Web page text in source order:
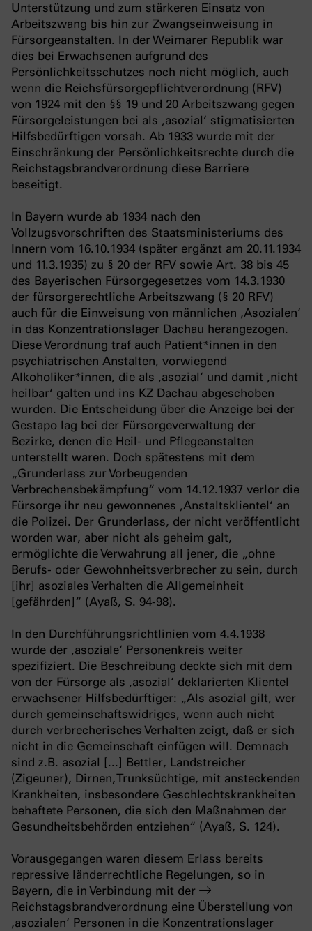
Unterstützung und zum stärkeren Einsatz von
Arbeitszwang bis hin zur Zwangseinweisung in
Fürsorgeanstalten. In der Weimarer Republik war
dies bei Erwachsenen aufgrund des
Persönlichkeitsschutzes noch nicht möglich, auch
wenn die Reichsfürsorgepflichtverordnung (RFV)
von 1924 mit den §§ 19 und 20 Arbeitszwang gegen
Fürsorgeleistungen bei als ‚asozial‘ stigmatisierten
Hilfsbedürftigen vorsah. Ab 1933 wurde mit der
Einschränkung der Persönlichkeitsrechte durch die
Reichstagsbrandverordnung diese Barriere
beseitigt.
In Bayern wurde ab 1934 nach den
Vollzugsvorschriften des Staatsministeriums des
Innern vom 16.10.1934 (später ergänzt am 20.11.1934
und 11.3.1935) zu § 20 der RFV sowie Art. 38 bis 45
des Bayerischen Fürsorgegesetzes vom 14.3.1930
der fürsorgerechtliche Arbeitszwang (§ 20 RFV)
auch für die Einweisung von männlichen ‚Asozialen‘
in das Konzentrationslager Dachau herangezogen.
Diese Verordnung traf auch Patient*innen in den
psychiatrischen Anstalten, vorwiegend
Alkoholiker*innen, die als ‚asozial‘ und damit ‚nicht
heilbar‘ galten und ins KZ Dachau abgeschoben
wurden. Die Entscheidung über die Anzeige bei der
Gestapo lag bei der Fürsorgeverwaltung der
Bezirke, denen die Heil- und Pflegeanstalten
unterstellt waren. Doch spätestens mit dem
„Grunderlass zur Vorbeugenden
Verbrechensbekämpfung“ vom 14.12.1937 verlor die
Fürsorge ihr neu gewonnenes ‚Anstaltsklientel‘ an
die Polizei. Der Grunderlass, der nicht veröffentlicht
worden war, aber nicht als geheim galt,
ermöglichte die Verwahrung all jener, die „ohne
Berufs- oder Gewohnheitsverbrecher zu sein, durch
[ihr] asoziales Verhalten die Allgemeinheit
[gefährden]“ (Ayaß, S. 94-98).
In den Durchführungsrichtlinien vom 4.4.1938
wurde der ‚asoziale‘ Personenkreis weiter
spezifiziert. Die Beschreibung deckte sich mit dem
von der Fürsorge als ‚asozial‘ deklarierten Klientel
erwachsener Hilfsbedürftiger: „Als asozial gilt, wer
durch gemeinschaftswidriges, wenn auch nicht
durch verbrecherisches Verhalten zeigt, daß er sich
nicht in die Gemeinschaft einfügen will. Demnach
sind z.B. asozial [...] Bettler, Landstreicher
(Zigeuner), Dirnen, Trunksüchtige, mit ansteckenden
Krankheiten, insbesondere Geschlechtskrankheiten
behaftete Personen, die sich den Maßnahmen der
Gesundheitsbehörden entziehen“ (Ayaß, S. 124).
Vorausgegangen waren diesem Erlass bereits
repressive länderrechtliche Regelungen, so in
Bayern, die in Verbindung mit der
Reichstagsbrandverordnung eine Überstellung von
‚asozialen‘ Personen in die Konzentrationslager